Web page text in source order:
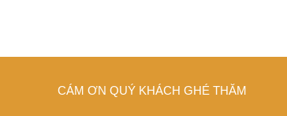
CÁM ƠN QUÝ KHÁCH GHÉ THĂM